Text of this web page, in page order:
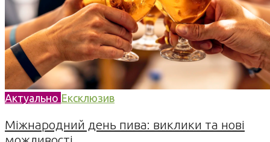
Актуально Ексклюзив
Міжнародний день пива: виклики та нові